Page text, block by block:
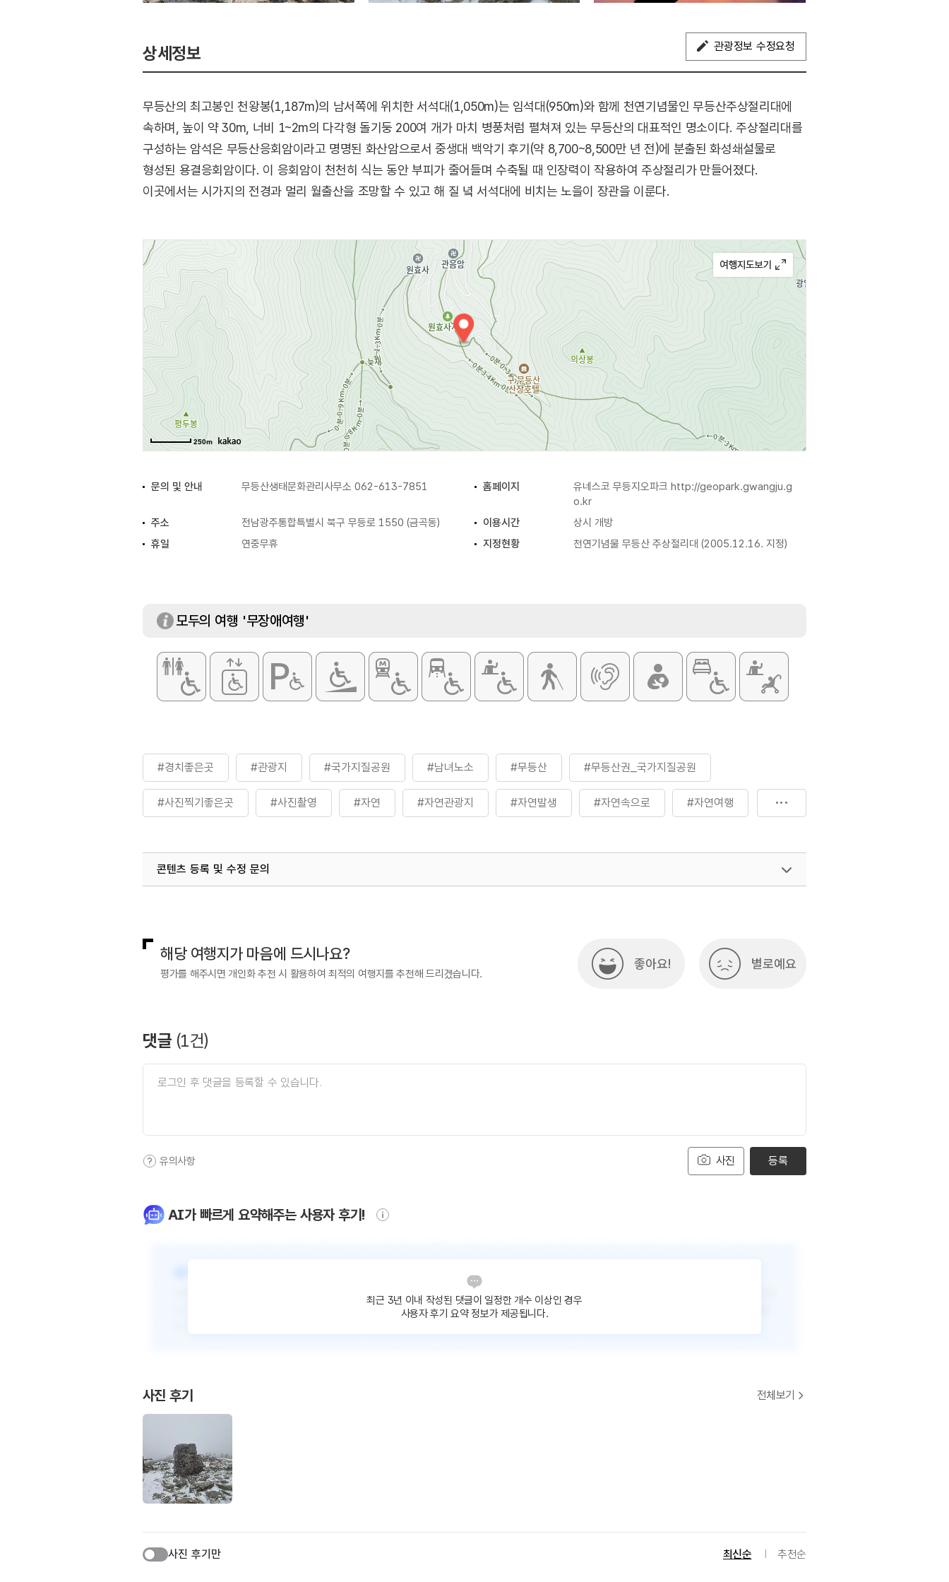
상세정보 관광정보 수정요청
무등산의 최고봉인 천왕봉(1,187m)의 남서쪽에 위치한 서석대(1,050m)는 임석대(950m)와 함께 천연기념물인 무등산주상절리대에
속하며, 높이 약 30m, 너비 1~2m의 다각형 돌기둥 200여 개가 마치 병풍처럼 펼쳐져 있는 무등산의 대표적인 명소이다. 주상절리대를
구성하는 암석은 무등산응회암이라고 명명된 화산암으로서 중생대 백악기 후기(약 8,700~8,500만 년 전)에 분출된 화성쇄설물로
형성된 용결응회암이다. 이 응회암이 천천히 식는 동안 부피가 줄어들며 수축될 때 인장력이 작용하여 주상절리가 만들어졌다.
이곳에서는 시가지의 전경과 멀리 월출산을 조망할 수 있고 해 질 녘 서석대에 비치는 노을이 장관을 이룬다.
250m
문의 및 안내 무등산생태문화관리사무소 062-613-7851 홈페이지 유네스코 무등지오파크 http://geopark.gwangju.g
o.kr
주소
전남광주통합특별시 북구 무등로 1550 (금곡동) 이용시간
상시 개방
휴일
연중무휴 지정현황 천연기념물 무등산 주상절리대 (2005.12.16. 지정)
모두의 여행 '무장애여행'
#경치좋은곳 #관광지 #국가지질공원 #남녀노소 #무등산 #무등산권_국가지질공원
#사진찍기좋은곳 #사진촬영 #자연 #자연관광지 #자연발생 #자연속으로 #자연여행
#휴식하기좋은곳
콘텐츠 등록 및 수정 문의
해당 여행지가 마음에 드시나요?
평가를 해주시면 개인화 추천 시 활용하여 최적의 여행지를 추천해 드리겠습니다.
좋아요! 별로예요
댓글 (1건)
사진
유의사항 등록
AI가 빠르게 요약해주는 사용자 후기!
최근 3년 이내 작성된 댓글이 일정한 개수 이상인 경우
사용자 후기 요약 정보가 제공됩니다.
사진 후기 전체보기
사진 후기만 최신순 추천순